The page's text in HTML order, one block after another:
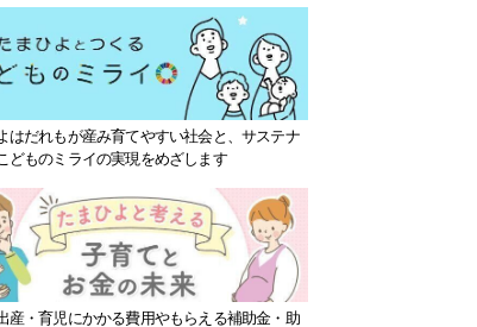
はだれもが産み育てやすい社会と、サステナ
どものミライの実現をめざします
産・育児にかかる費用やもらえる補助金・助